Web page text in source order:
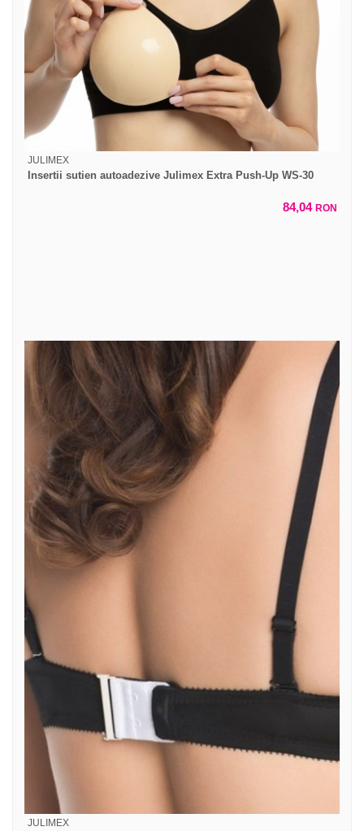
JULIMEX
Insertii sutien autoadezive Julimex Extra Push-Up WS-30
84,04 RON
JULIMEX